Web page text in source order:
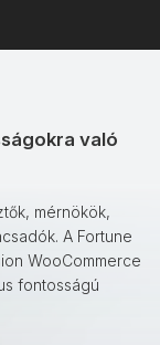
való
mérnökök,
A Fortune
WooCommerce
fontosságú